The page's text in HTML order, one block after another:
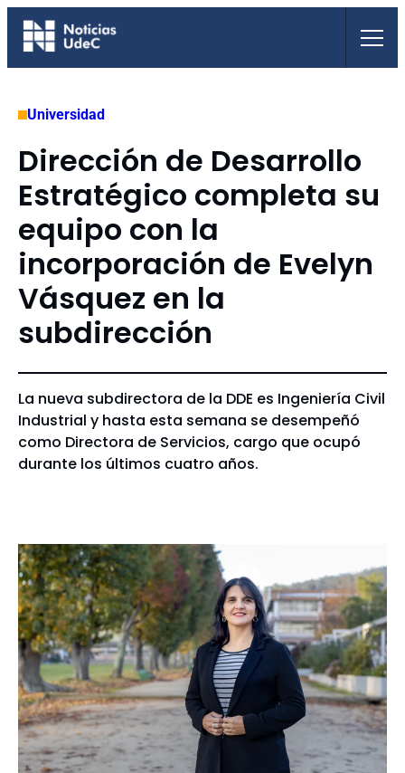
Saltar
Universidad
Dirección de Desarrollo
Estratégico completa su
equipo con la
incorporación de Evelyn
Vásquez en la
subdirección
La nueva subdirectora de la DDE es Ingeniería Civil
Industrial y hasta esta semana se desempeñó
como Directora de Servicios, cargo que ocupó
durante los últimos cuatro años.